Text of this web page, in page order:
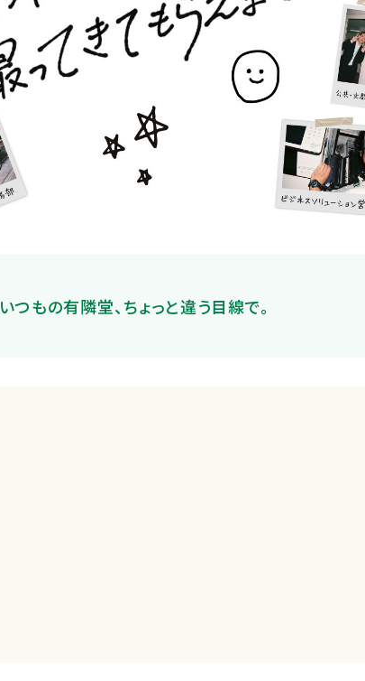
いつもの有隣堂、ちょっと違う目線で。